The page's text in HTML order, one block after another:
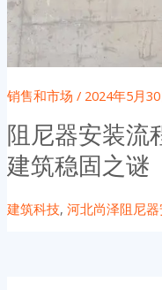
销售和市场 / 2024年5月
阻尼器安装流
建筑稳固之谜
建筑科技, 河北尚泽阻尼器